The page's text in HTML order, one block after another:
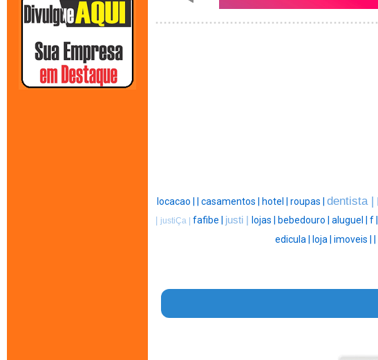
locacao | casamentos | hotel | roupas | dentista |
justiÇa | fafibe | justi | lojas | bebedouro | aluguel | f |
edicula | loja | imoveis |